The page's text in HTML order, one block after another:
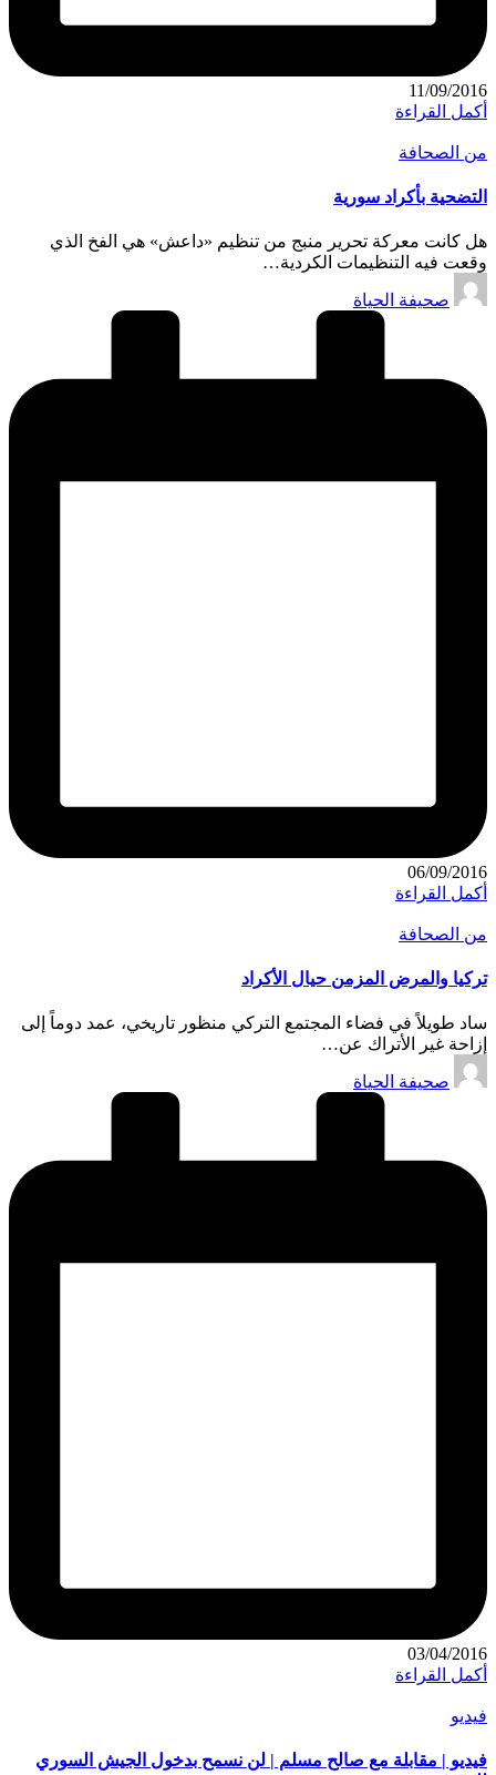
11/09/2016
أكمل القراءة
نُشر
من الصحافة
التضحية بأكراد سورية
هل كانت معركة تحرير منبج من تنظيم «داعش» هي الفخ الذي
وقعت فيه التنظيمات الكردية…
تمّ
النشرصحيفة الحياة
06/09/2016
أكمل القراءة
نُشر
من الصحافة
تركيا والمرض المزمن حيال الأكراد
ساد طويلاً في فضاء المجتمع التركي منظور تاريخي، عمد دوماً إلى
إزاحة غير الأتراك عن…
تمّ
النشرصحيفة الحياة
03/04/2016
أكمل القراءة
نُشر
فيديو
فيديو | مقابلة مع صالح مسلم | لن نسمح بدخول الجيش السوري